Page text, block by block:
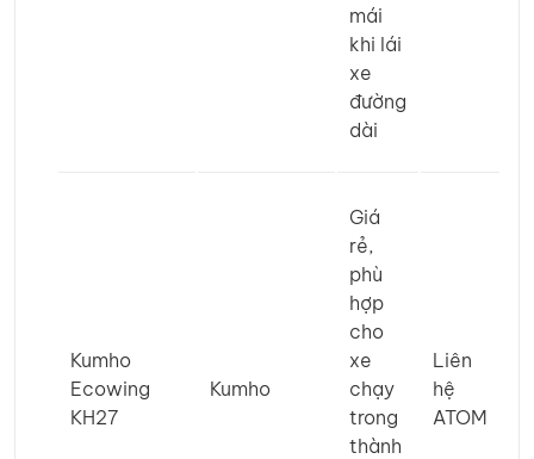
mái
khi lái
xe
đường
dài
Kumho
Ecowing
KH27
Kumho
Giá
rẻ,
phù
hợp
cho
xe
chạy
trong
thành
Liên
hệ
ATOM